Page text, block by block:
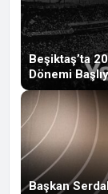
Beşiktaş’ta
Dönemi
Başkan